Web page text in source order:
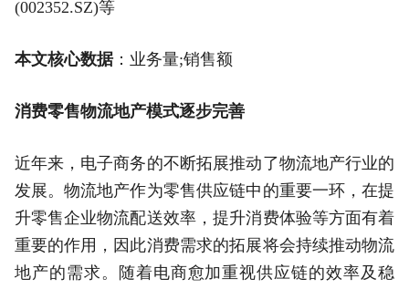
(002352.SZ)等
本文核心数据：业务量;销售额
消费零售物流地产模式逐步完善
近年来，电子商务的不断拓展推动了物流地产行业的
发展。物流地产作为零售供应链中的重要一环，在提
升零售企业物流配送效率，提升消费体验等方面有着
重要的作用，因此消费需求的拓展将会持续推动物流
地产的需求。随着电商愈加重视供应链的效率及稳